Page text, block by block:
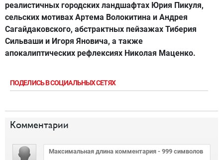
реалистичных городских ландшафтах Юрия Пикуля,
сельских мотивах Артема Волокитина и Андрея
Сагайдаковского, абстрактных пейзажах Тиберия
Сильваши и Игоря Яновича, а также
апокалиптических рефлексиях Николая Маценко.
ПОДЕЛИСЬ В СОЦИАЛЬНЫХ СЕТЯХ
Комментарии